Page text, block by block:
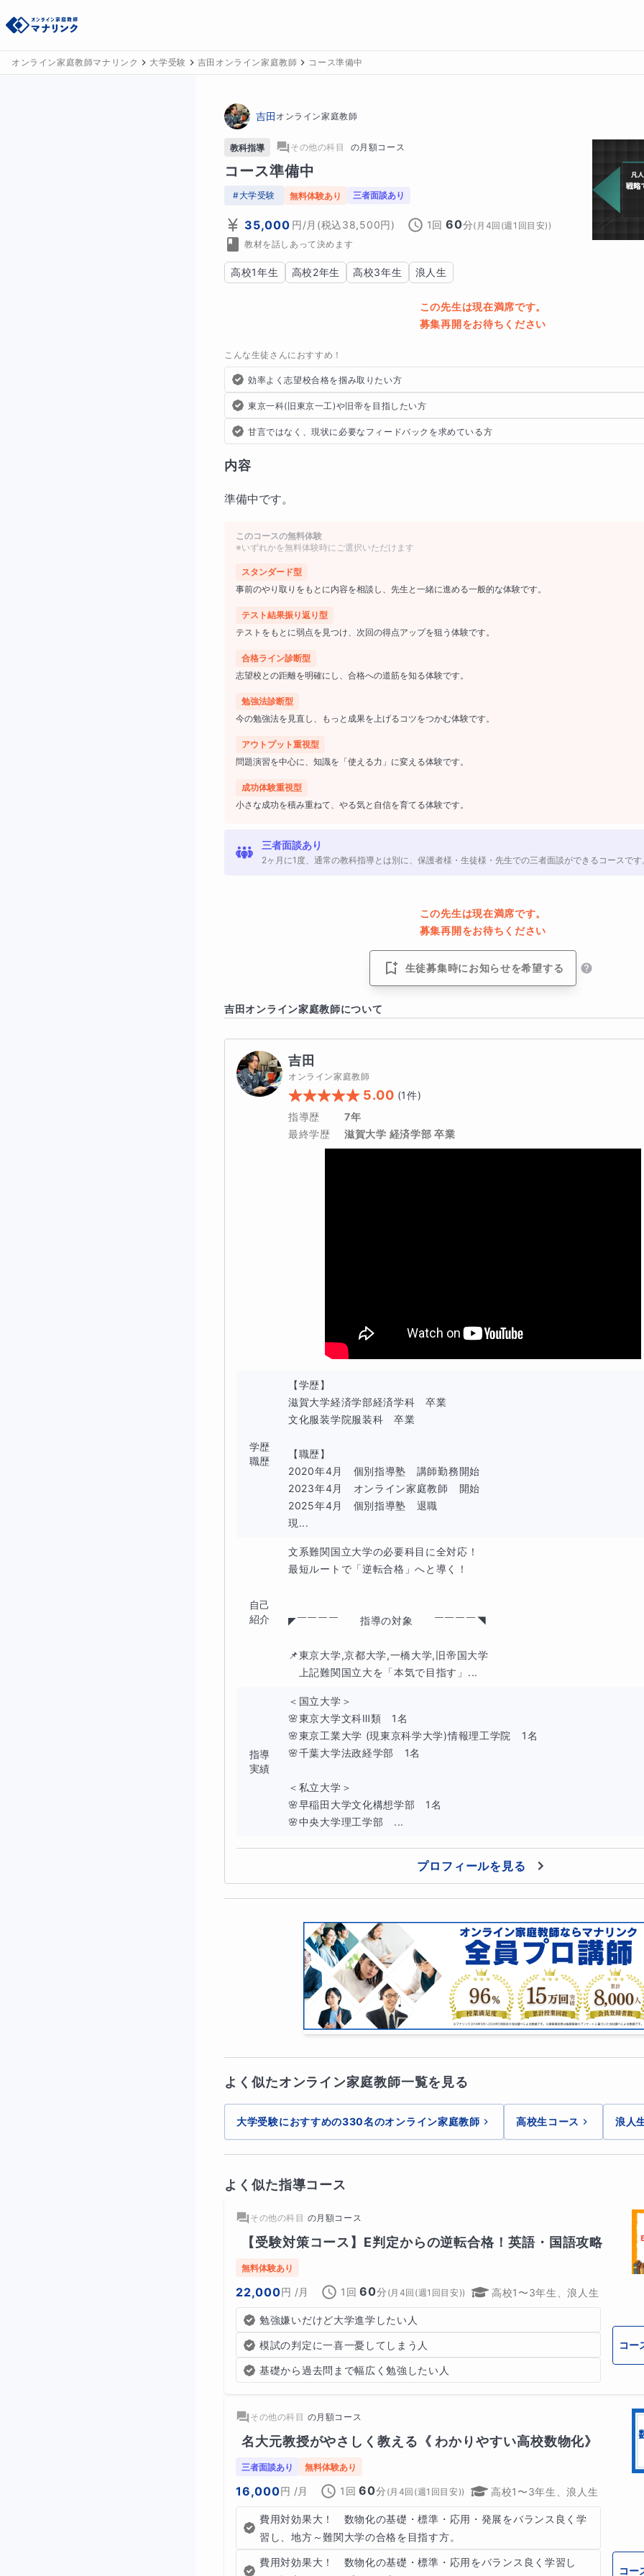
オンライン家庭教師マナリンク 大学受験 吉田オンライン家庭教師 コース準備中
吉田 オンライン家庭教師
教科指導 その他の科目 の月額コース
コース準備中
#大学受験 無料体験あり 三者面談あり
35,000 円/月 (税込38,500円) 1回 60分( 月4回(週1回目安) )
教材を話しあって決めます
高校1年生 高校2年生 高校3年生 浪人生
この先生は現在満席です。
募集再開をお待ちください
こんな生徒さんにおすすめ！
効率よく志望校合格を掴み取りたい方
東京一科(旧東京一工)や旧帝を目指したい方
甘言ではなく、現状に必要なフィードバックを求めている方
内容
準備中です。
このコースの無料体験
※いずれかを無料体験時にご選択いただけます
スタンダード型
事前のやり取りをもとに内容を相談し、先生と一緒に進める一般的な体験です。
テスト結果振り返り型
テストをもとに弱点を見つけ、次回の得点アップを狙う体験です。
合格ライン診断型
志望校との距離を明確にし、合格への道筋を知る体験です。
勉強法診断型
今の勉強法を見直し、もっと成果を上げるコツをつかむ体験です。
アウトプット重視型
問題演習を中心に、知識を「使える力」に変える体験です。
成功体験重視型
小さな成功を積み重ねて、やる気と自信を育てる体験です。
三者面談あり
2ヶ月に1度、通常の教科指導とは別に、保護者様・生徒様・先生での三者面談ができるコースです
この先生は現在満席です。
募集再開をお待ちください
生徒募集時にお知らせを希望する
吉田オンライン家庭教師について
吉田
オンライン家庭教師
5.00 (1件)
指導歴
7年
最終学歴
滋賀大学 経済学部 卒業
学歴
職歴
【学歴】
滋賀大学経済学部経済学科　卒業
文化服装学院服装科　卒業
【職歴】
2020年4月　個別指導塾　講師勤務開始
2023年4月　オンライン家庭教師　開始
2025年4月　個別指導塾　退職
現...
自己
紹介
文系難関国立大学の必要科目に全対応！
最短ルートで「逆転合格」へと導く！
◤￣￣￣￣　　指導の対象　　￣￣￣￣◥
📌東京大学,京都大学,一橋大学,旧帝国大学
上記難関国立大を「本気で目指す」...
指導
実績
＜国立大学＞
🌸東京大学文科Ⅲ類　1名
🌸東京工業大学 (現東京科学大学)情報理工学院　1名
🌸千葉大学法政経学部　1名
＜私立大学＞
🌸早稲田大学文化構想学部　1名
🌸中央大学理工学部　...
プロフィールを見る
よく似たオンライン家庭教師一覧を見る
大学受験におすすめの330名のオンライン家庭教師 高校生コース 浪人
よく似た指導コース
その他の科目 の月額コース
【受験対策コース】E判定からの逆転合格！英語・国語攻略
無料体験あり
22,000円 /月 1回 60分 (月4回(週1回目安)) 高校1〜3年生、浪人生
勉強嫌いだけど大学進学したい人
模試の判定に一喜一憂してしまう人
基礎から過去問まで幅広く勉強したい人
コー
その他の科目 の月額コース
名大元教授がやさしく教える《 わかりやすい高校数物化》
三者面談あり 無料体験あり
16,000円 /月 1回 60分 (月4回(週1回目安)) 高校1〜3年生、浪人生
費用対効果大！　数物化の基礎・標準・応用・発展をバランス良く学
習し、地方～難関大学の合格を目指す方。
費用対効果大！　数物化の基礎・標準・応用をバランス良く学習し
コー